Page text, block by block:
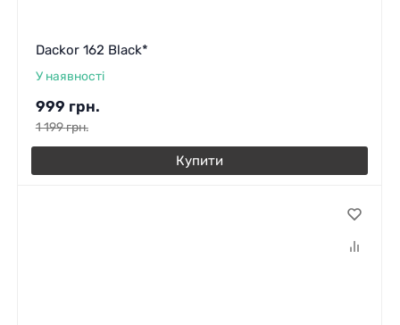
Dackor 162 Black*
У наявності
999 грн.
1 199грн.
Купити